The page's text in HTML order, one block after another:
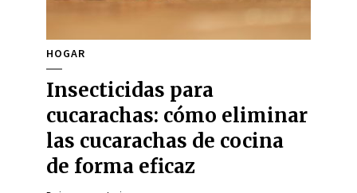
HOGAR
Insecticidas para
cucarachas: cómo eliminar
las cucarachas de cocina
de forma eficaz